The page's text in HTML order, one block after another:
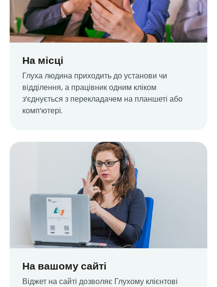
На місці
Глуха людина приходить до установи чи
відділення, а працівник одним кліком
з'єднується з перекладачем на планшеті або
комп'ютері.
На вашому сайті
Віджет на сайті дозволяє Глухому клієнтові